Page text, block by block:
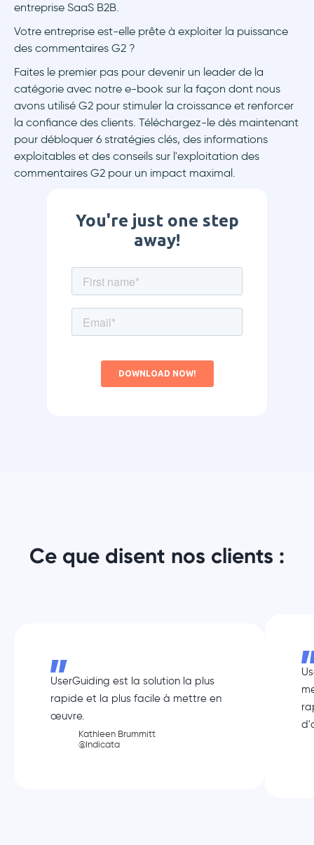
entreprise SaaS B2B.
Votre entreprise est-elle prête à exploiter la puissance
des commentaires G2 ?
Faites le premier pas pour devenir un leader de la
catégorie avec notre e-book sur la façon dont nous
avons utilisé G2 pour stimuler la croissance et renforcer
la confiance des clients. Téléchargez-le dès maintenant
pour débloquer 6 stratégies clés, des informations
exploitables et des conseils sur l'exploitation des
commentaires G2 pour un impact maximal.
Ce que disent nos clients :
UserGuiding est la solution la plus
rapide et la plus facile à mettre en
œuvre.
Kathleen Brummitt
@Indicata